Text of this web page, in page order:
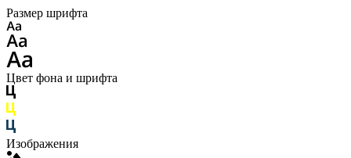
Размер шрифта
Цвет фона и шрифта
Изображения